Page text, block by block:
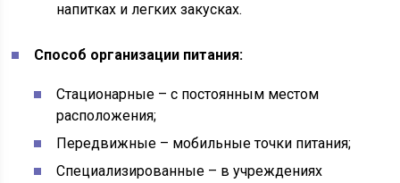
напитках и легких закусках.
Способ организации питания:
Стационарные – с постоянным местом
расположения;
Передвижные – мобильные точки питания;
Специализированные – в учреждениях